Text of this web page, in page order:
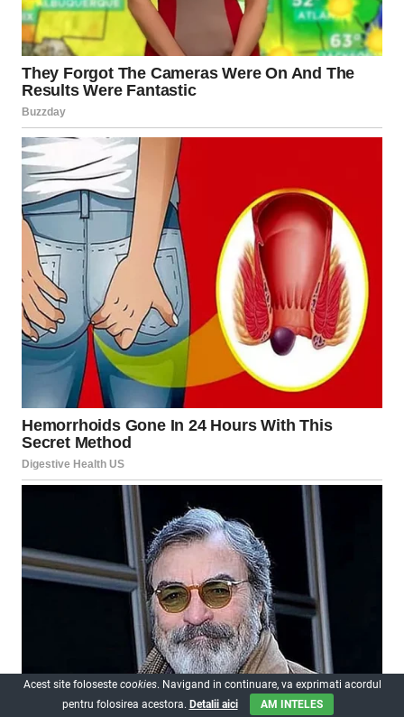
Acest site foloseste cookies. Navigand in continuare, va exprimati acordul
pentru folosirea acestora. Detalii aici AM INTELES